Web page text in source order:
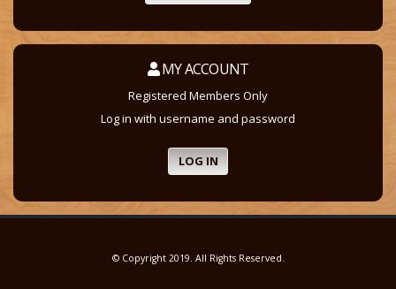
MY ACCOUNT
Registered Members Only
Log in with username and password
LOG IN
© Copyright 2019. All Rights Reserved.